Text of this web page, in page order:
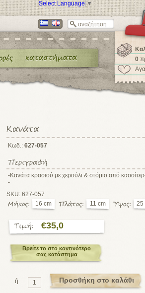
Select Language ▼
0
Κωδ.: 627-057
-Κανάτα κρασιού με χερούλι & στόμιο από
-
SKU: 627-057
16 cm
11 cm 25
€35,0
Βρείτε το στο κοντινότερο
σας κατάστημα
ή